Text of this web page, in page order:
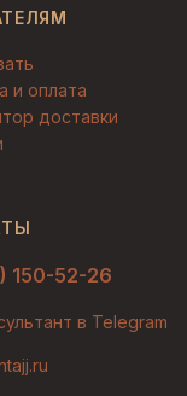
и оплата
доставки
150-52-26
в Telegram